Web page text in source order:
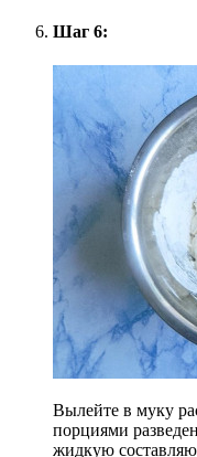
Шаг 6:
Вылейте в муку
порциями
жидкую